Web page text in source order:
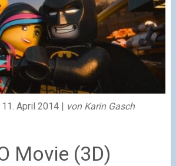
April 2014 | von Karin Gasch
Movie (3D)